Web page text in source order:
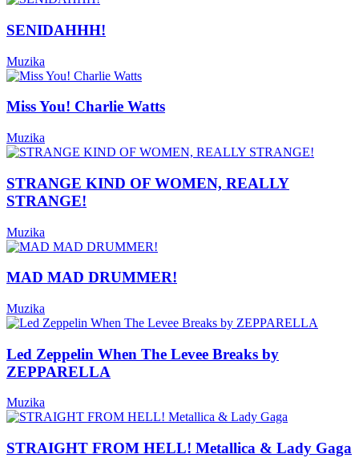
SENIDAHHH!
Muzika
Miss You! Charlie Watts
Muzika
STRANGE KIND OF WOMEN, REALLY
STRANGE!
Muzika
MAD MAD DRUMMER!
Muzika
Led Zeppelin When The Levee Breaks by
ZEPPARELLA
Muzika
STRAIGHT FROM HELL! Metallica & Lady Gaga